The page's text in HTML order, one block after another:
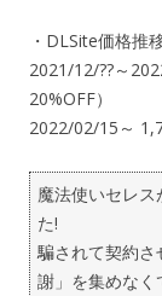
・DLSite価格推
2021/12/??～
20%OFF）
2022/02/15～
魔法使いセレ
た!
騙されて契約
謝」を集めなく